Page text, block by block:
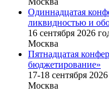
Одиннадцатая
ликвидностью и
16 cентября 2026
Москва
Пятнадцатая
бюджетирование»
17-18 сентября 2026
Москва